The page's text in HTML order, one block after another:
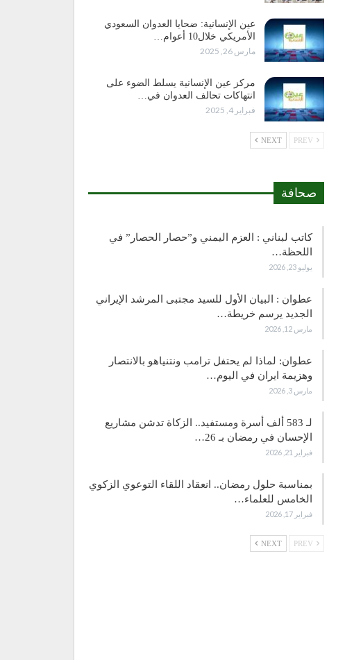
عين الإنسانية: ضحايا العدوان السعودي
الأمريكي خلال10 أعوام…
مارس 26, 2025
مركز عين الإنسانية يسلط الضوء على
انتهاكات تحالف العدوان في…
فبراير 4, 2025
NEXT
صحافة
كاتب لبناني : العزم اليمني و”حصار الحصار” في
اللحظة…
يوليو 23, 2026
عطوان : البيان الأول للسيد مجتبى المرشد الإيراني
الجديد يرسم خريطة…
مارس 12, 2026
عطوان: لماذا لم يحتفل ترامب ونتنياهو بالانتصار
وهزيمة ايران في اليوم…
مارس 3, 2026
لـ 583 ألف أسرة ومستفيد.. الزكاة تدشن مشاريع
الإحسان في رمضان بـ 26…
فبراير 21, 2026
بمناسبة حلول رمضان.. انعقاد اللقاء التوعوي الزكوي
الخامس للعلماء…
فبراير 17, 2026
NEXT